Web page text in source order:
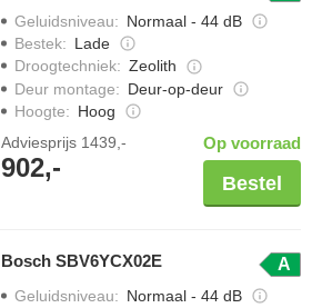
Geluidsniveau: Normaal - 44 dB
Bestek: Lade
Droogtechniek: Zeolith
Deur montage: Deur-op-deur
Hoogte: Hoog
Adviesprijs 1439,-
902,-
Op voorraad
Bestel
Bosch SBV6YCX02E A
Geluidsniveau: Normaal - 44 dB